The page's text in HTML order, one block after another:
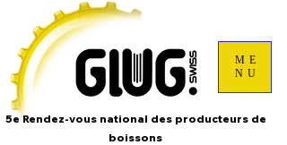
ME
NU
5e Rendez-vous national des producteurs de
boissons